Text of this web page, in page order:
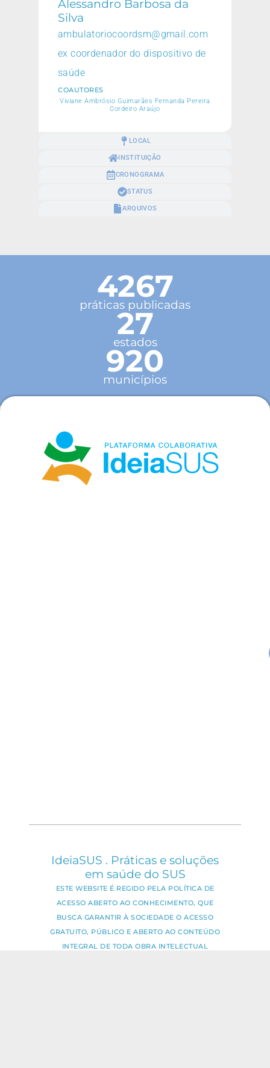
LOCAL
INSTITUIÇÃO
CRONOGRAMA
STATUS
ARQUIVOS
Alessandro Barbosa da
Silva
ambulatoriocoordsm@gmail.com
ex coordenador do dispositivo de
saúde
COAUTORES
Viviane Ambrósio Guimarães Fernanda Pereira
Cordeiro Araújo
4267
práticas publicadas
27
estados
920
municípios
IdeiaSUS . Práticas e soluções
em saúde do SUS
ESTE WEBSITE É REGIDO PELA POLÍTICA DE
ACESSO ABERTO AO CONHECIMENTO, QUE
BUSCA GARANTIR À SOCIEDADE O ACESSO
GRATUITO, PÚBLICO E ABERTO AO CONTEÚDO
INTEGRAL DE TODA OBRA INTELECTUAL